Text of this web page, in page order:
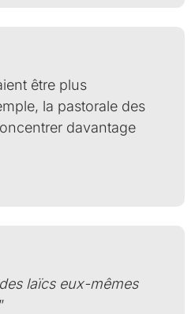
être plus
la pastorale des
davantage
laïcs eux-mêmes
”